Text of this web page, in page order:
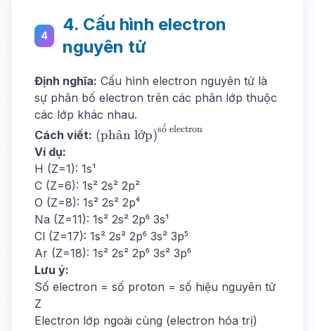
4
4. Cấu hình electron
nguyên tử
Định nghĩa: Cấu hình electron nguyên tử là
sự phân bố electron trên các phân lớp thuộc
các lớp khác nhau.
Cách viết: \text{(phân
lớp)}^{\text{số
(pha
ˆn lớp)so
ˆ
ˊ electron
Ví dụ:
H (Z=1): 1s¹
C (Z=6): 1s² 2s² 2p²
O (Z=8): 1s² 2s² 2p⁴
Na (Z=11): 1s² 2s² 2p⁶ 3s¹
Cl (Z=17): 1s² 2s² 2p⁶ 3s² 3p⁵
Ar (Z=18): 1s² 2s² 2p⁶ 3s² 3p⁶
Lưu ý:
Số electron = số proton = số hiệu nguyên tử
Z
Electron lớp ngoài cùng (electron hóa trị)